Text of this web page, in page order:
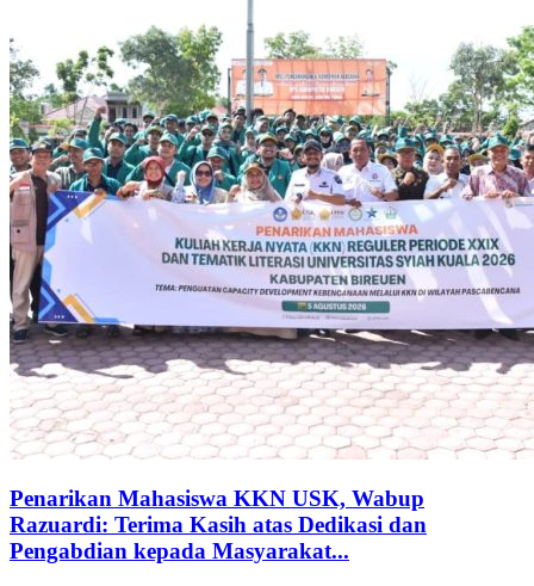
Penarikan Mahasiswa KKN USK, Wabup
Razuardi: Terima Kasih atas Dedikasi dan
Pengabdian kepada Masyarakat...